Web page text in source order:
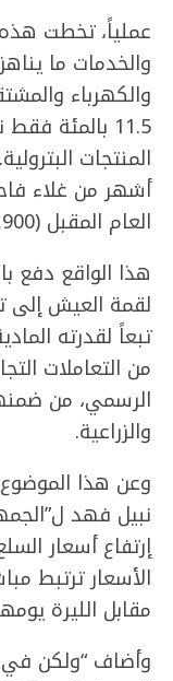
عملياً، تخطت
والخدمات ما
والكهرباء
11.5 بالمئة
المنتجات
أشهر من غلاء
العام المقبل (3,900 ليرة)، أي بعد رفع الدعم نهائياً؟
هذا الواقع دفع
لقمة العيش إلى
من التعاملات
الرسمي، من
والزراعية.
وعن هذا
نبيل فهد
إرتفاع أسعار
الأسعار ترتبط
مقابل الليرة
وأضاف “ولكن في